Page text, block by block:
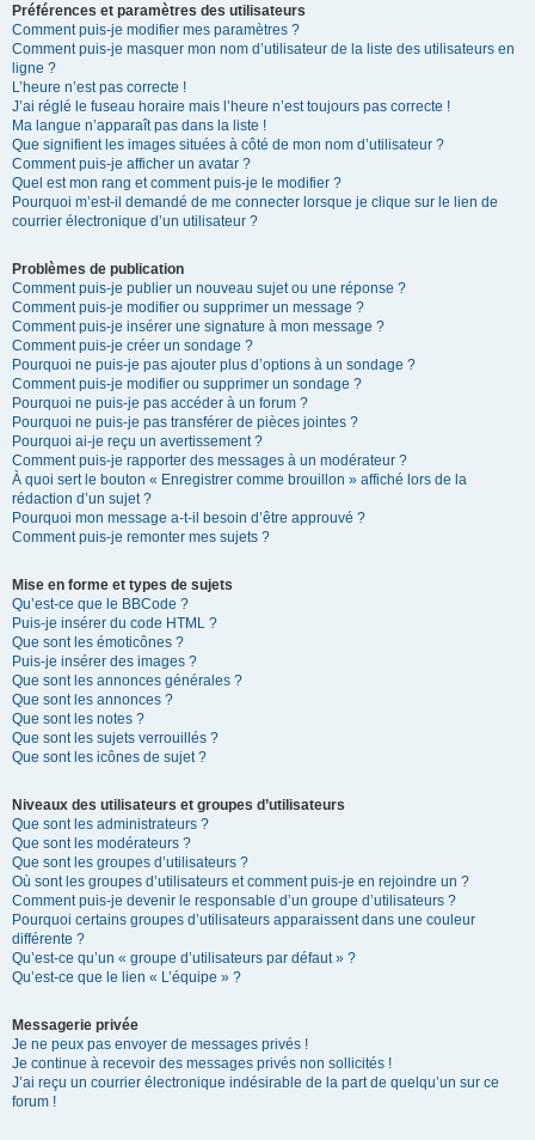
Préférences et paramètres des utilisateurs
Comment puis-je modifier mes paramètres ?
Comment puis-je masquer mon nom d’utilisateur de la liste des utilisateurs en
ligne ?
L’heure n’est pas correcte !
J’ai réglé le fuseau horaire mais l’heure n’est toujours pas correcte !
Ma langue n’apparaît pas dans la liste !
Que signifient les images situées à côté de mon nom d’utilisateur ?
Comment puis-je afficher un avatar ?
Quel est mon rang et comment puis-je le modifier ?
Pourquoi m’est-il demandé de me connecter lorsque je clique sur le lien de
courrier électronique d’un utilisateur ?
Problèmes de publication
Comment puis-je publier un nouveau sujet ou une réponse ?
Comment puis-je modifier ou supprimer un message ?
Comment puis-je insérer une signature à mon message ?
Comment puis-je créer un sondage ?
Pourquoi ne puis-je pas ajouter plus d’options à un sondage ?
Comment puis-je modifier ou supprimer un sondage ?
Pourquoi ne puis-je pas accéder à un forum ?
Pourquoi ne puis-je pas transférer de pièces jointes ?
Pourquoi ai-je reçu un avertissement ?
Comment puis-je rapporter des messages à un modérateur ?
À quoi sert le bouton « Enregistrer comme brouillon » affiché lors de la
rédaction d’un sujet ?
Pourquoi mon message a-t-il besoin d’être approuvé ?
Comment puis-je remonter mes sujets ?
Mise en forme et types de sujets
Qu’est-ce que le BBCode ?
Puis-je insérer du code HTML ?
Que sont les émoticônes ?
Puis-je insérer des images ?
Que sont les annonces générales ?
Que sont les annonces ?
Que sont les notes ?
Que sont les sujets verrouillés ?
Que sont les icônes de sujet ?
Niveaux des utilisateurs et groupes d’utilisateurs
Que sont les administrateurs ?
Que sont les modérateurs ?
Que sont les groupes d’utilisateurs ?
Où sont les groupes d’utilisateurs et comment puis-je en rejoindre un ?
Comment puis-je devenir le responsable d’un groupe d’utilisateurs ?
Pourquoi certains groupes d’utilisateurs apparaissent dans une couleur
différente ?
Qu’est-ce qu’un « groupe d’utilisateurs par défaut » ?
Qu’est-ce que le lien « L’équipe » ?
Messagerie privée
Je ne peux pas envoyer de messages privés !
Je continue à recevoir des messages privés non sollicités !
J’ai reçu un courrier électronique indésirable de la part de quelqu’un sur ce
forum !